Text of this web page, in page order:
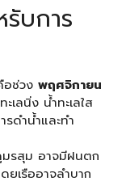
รับการ
อช่วง พฤศจิกายน
เลนิ่ง น้ำทะเลใส
รดำน้ำและทำ
มรสุม อาจมีฝนตก
ยเรืออาจลำบาก